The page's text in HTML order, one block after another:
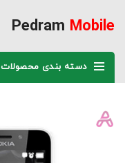
Pedram Mobile
دسته بندی محصولات